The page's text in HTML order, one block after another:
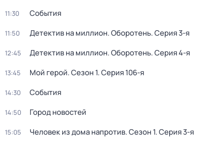
11:30 События
11:50 Детектив на миллион. Оборотень. Серия 3-я
12:45 Детектив на миллион. Оборотень. Серия 4-я
13:45 Мой герой. Сезон 1. Серия 106-я
14:30 События
14:50 Город новостей
15:05 Человек из дома напротив. Сезон 1. Серия 3-я